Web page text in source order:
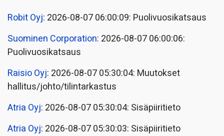
Robit Oyj: 2026-08-07 06:00:09: Puolivuosikatsaus
Suominen Corporation: 2026-08-07 06:00:06:
Puolivuosikatsaus
Raisio Oyj: 2026-08-07 05:30:04: Muutokset
hallitus/johto/tilintarkastus
Atria Oyj: 2026-08-07 05:30:04: Sisäpiiritieto
Atria Oyj: 2026-08-07 05:30:03: Sisäpiiritieto